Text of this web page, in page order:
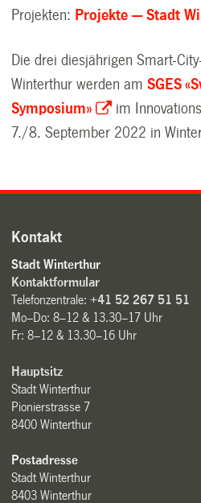
Projekten: Projekte — Stadt
Die drei diesjährigen Smart-
Winterthur werden amSGES
Symposium»
im
7./8. September 2022 in
Kontakt
Stadt Winterthur
Kontaktformular
Telefonzentrale:+41 52 267 51 51
Mo–Do: 8–12 & 13.30–17 Uhr
Fr: 8–12 & 13.30–16 Uhr
Hauptsitz
Stadt Winterthur
Pionierstrasse 7
8400 Winterthur
Postadresse
Stadt Winterthur
8403 Winterthur